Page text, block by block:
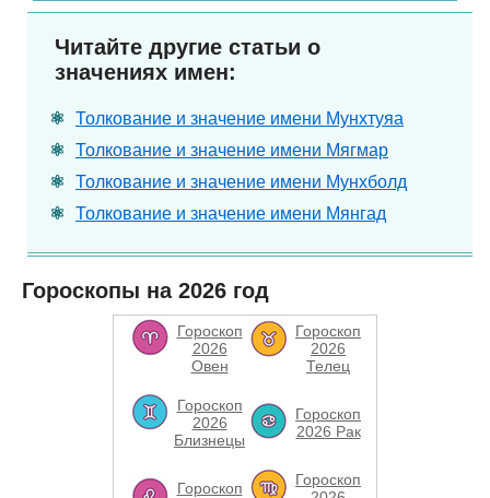
Читайте другие статьи о
значениях имен:
Толкование и значение имени Мунхтуяа
Толкование и значение имени Мягмар
Толкование и значение имени Мунхболд
Толкование и значение имени Мянгад
Гороскопы на 2026 год
Гороскоп
2026
Овен
Гороскоп
2026
Телец
Гороскоп
2026
Близнецы
Гороскоп
2026 Рак
Гороскоп
Гороскоп